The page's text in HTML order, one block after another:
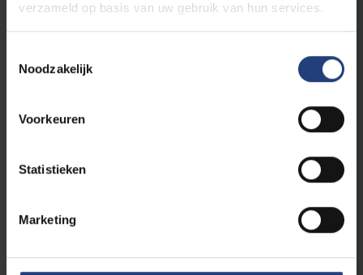
verzameld op basis van uw gebruik van hun services.
Noodzakelijk
Voorkeuren
Statistieken
Marketing
manieren om bronnen te beoordelen en te